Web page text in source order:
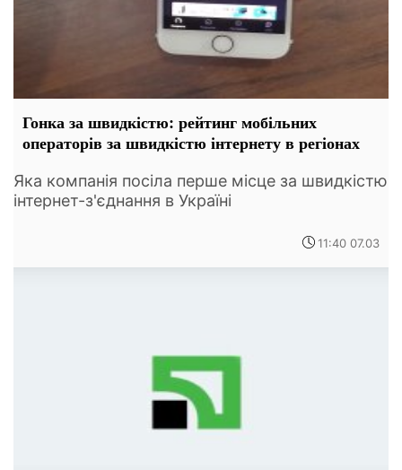
Гонка за швидкістю: рейтинг мобільних
операторів за швидкістю інтернету в регіонах
Яка компанія посіла перше місце за швидкістю
інтернет-з'єднання в Україні
11:40 07.03